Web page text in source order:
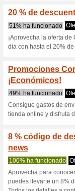
cupones
esta
59%